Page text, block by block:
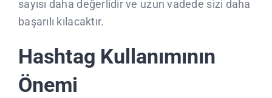
sayısı daha değerlidir ve uzun vadede sizi daha
başarılı kılacaktır.
Hashtag Kullanımının
Önemi